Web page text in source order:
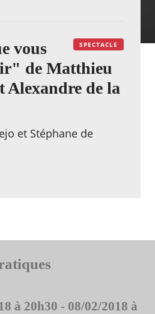
SPECTACLE
vous
de Matthieu
Alexandre de la
et Stéphane de
à 20h30 - 08/02/2018 à